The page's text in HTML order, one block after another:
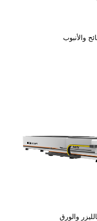
والأنبوب
والورق